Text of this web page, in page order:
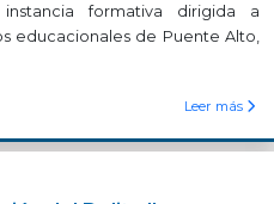
formativa dirigida a
educacionales de Puente Alto,
Leer más